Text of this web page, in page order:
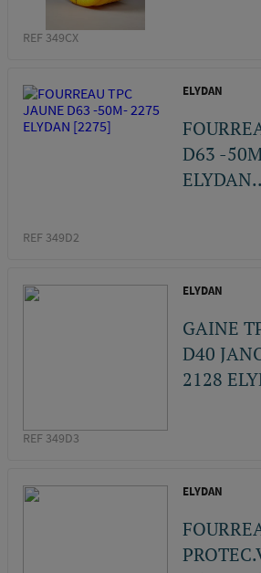
REF 349CX
ELYDAN
D63 -
REF 349D2
ELYDAN
GAINE
D40
2128
REF 349D3
ELYDAN